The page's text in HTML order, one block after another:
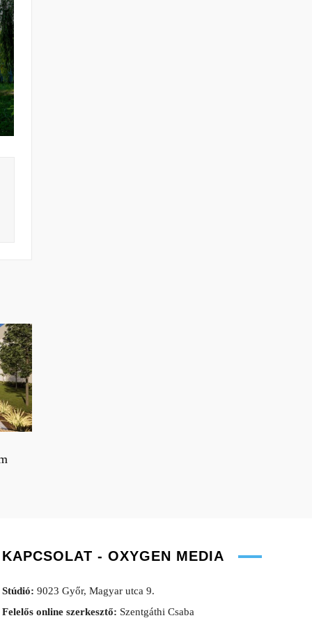
KAPCSOLAT - OXYGEN MEDIA
Stúdió: 9023 Győr, Magyar utca 9.
Felelős online szerkesztő: Szentgáthi Csaba